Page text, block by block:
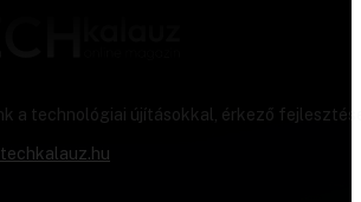
a technológiai újításokkal, érkező